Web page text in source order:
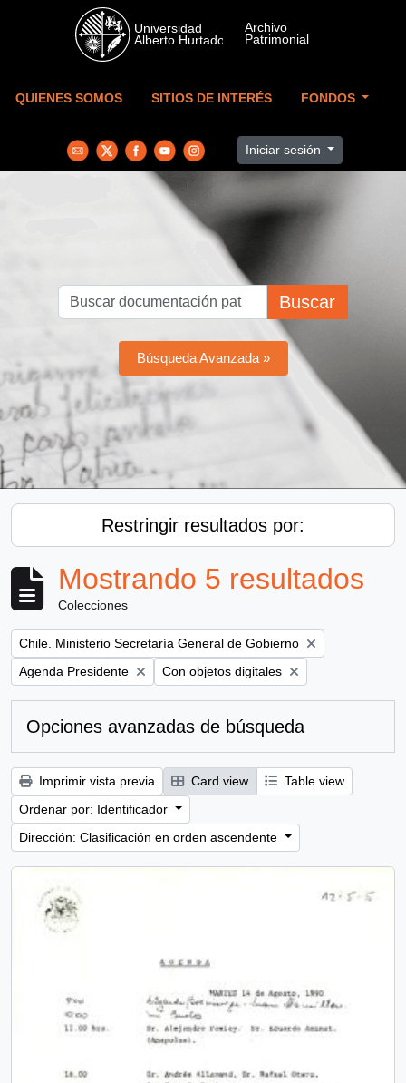
Skip to main content
QUIENES SOMOS SITIOS DE INTERÉS FONDOS
Iniciar sesión
Buscar
Búsqueda Avanzada »
Restringir resultados por:
Mostrando 5 resultados
Colecciones
Remove filter:
Chile. Ministerio Secretaría General de Gobierno
Remove filter:
Agenda Presidente Remove filter:
Con objetos digitales
Opciones avanzadas de búsqueda
Imprimir vista previa Card view
Table view
Ordenar por: Identificador
Dirección: Clasificación en orden ascendente